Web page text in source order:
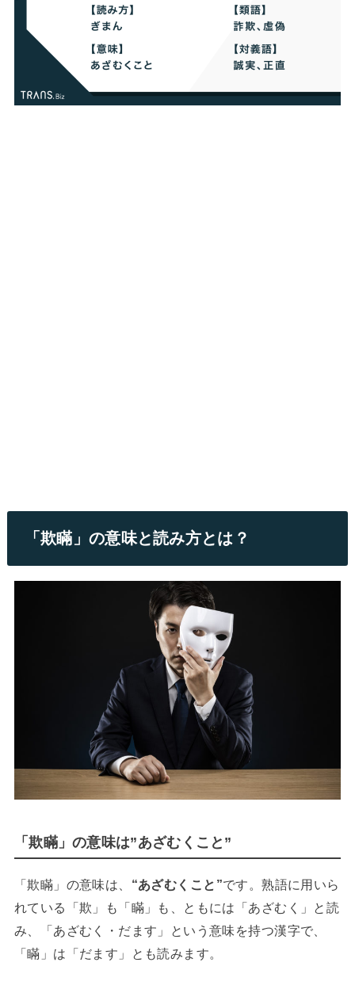
「欺瞞」の意味と読み方とは？
「欺瞞」の意味は”あざむくこと”
「欺瞞」の意味は、 “あざむくこと”です。熟語に用いら
れている「欺」も「瞞」も、ともには「あざむく」と読
み、「あざむく・だます」という意味を持つ漢字で、
「瞞」は「だます」とも読みます。